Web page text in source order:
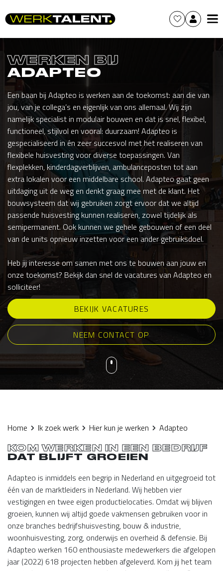
WERKEN BIJ
ADAPTEO
Een baan bij Adapteo is werken aan de toekomst: aan die van
jou, van je collega’s en eigenlijk van ons allemaal. Wij zijn
namelijk specialist in modulair bouwen en dat is snel, flexibel,
functioneel, stijlvol en vooral: duurzaam! Adapteo is
gespecialiseerd in én zeer succesvol met het realiseren van
flexibele huisvesting voor diverse toepassingen. Van
flexplekken, kinderdagverblijven, ambulanceposten tot aan
extra lokalen voor een middelbare school. Adapteo gaat geen
uitdaging uit de weg en denkt graag mee met de klant. Het
bouwsysteem dat wij gebruiken zorgt ervoor dat we altijd
passende huisvesting kunnen realiseren, zowel tijdelijk als
semipermanent. Ook kunnen we gehele gebouwen of een deel
van de units opnieuw inzetten voor een ander gebruiksdoel.
Heb jij interesse om samen met ons te bouwen aan jouw en
onze toekomst? Bekijk dan snel de vacatures van Adapteo en
solliciteer!
BEKIJK VACATURES
NEEM CONTACT OP
Home Ik zoek werk Hier kun je werken Adapteo
KOM WERKEN IN EEN BEDRIJF
DAT BLIJFT GROEIEN
Adapteo is inmiddels een begrip in Nederland en uitgegroeid tot
één van de marktleiders in Nederland. Wij hebben vier
vestigingen en twee eigen productielocaties. Omdat wij blijven
groeien, kunnen wij altijd goede vakmensen gebruiken voor in
onze branches bedrijfshuisvesting, bouw & industrie,
woonhuisvesting, zorg, onderwijs en overheid & defensie. Bij
Adapteo werken 160 enthousiaste medewerkers die afgelopen
jaar (2022) 618 projecten hebben afgeleverd. Kom jij het team